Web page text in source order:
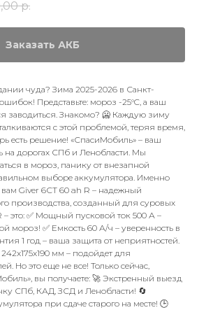
р.
Заказать АКБ
чуда? Зима 2025-2026 в Санкт-
Представьте: мороз -25°C, а ваш
заводиться. Знакомо? 🥶 Каждую зиму
с этой проблемой, теряя время,
есть решение! «СпасиМобиль» – ваш
на дорогах СПб и Ленобласти. Мы
в мороз, панику от внезапной
выборе аккумулятора. Именно
Giver 6СТ 60 ah R – надежный
производства, созданный для суровых
– это: ✅ Мощный пусковой ток 500 А –
мороз! ✅ Емкость 60 А/ч – уверенность в
1 год – ваша защита от неприятностей.
мм – подойдет для
Но это еще не все! Только сейчас,
вы получаете: 🚀 Экстренный выезд
СПб, КАД, ЗСД и Ленобласти! 🔄
при сдаче старого на месте! 🕒